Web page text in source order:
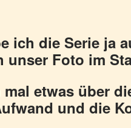
ich die Serie ja
unser Foto im
etwas über
und die